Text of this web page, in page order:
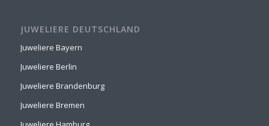
JUWELIERE DEUTSCHLAND
Juweliere Bayern
Juweliere Berlin
Juweliere Brandenburg
Juweliere Bremen